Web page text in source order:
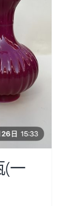
(一